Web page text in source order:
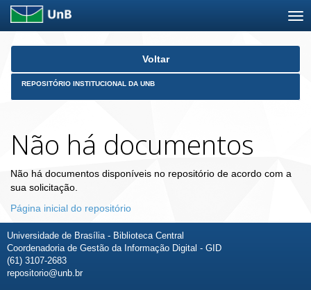
Skip
Voltar
REPOSITÓRIO INSTITUCIONAL DA UNB
Não há documentos
Não há documentos disponíveis no repositório de acordo com a
sua solicitação.
Página inicial do repositório
Universidade de Brasília - Biblioteca Central
Coordenadoria de Gestão da Informação Digital - GID
(61) 3107-2683
repositorio@unb.br